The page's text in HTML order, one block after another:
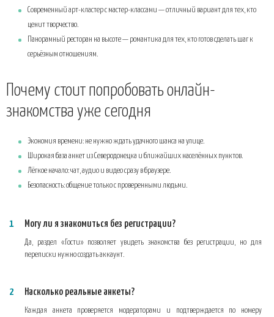
Современный арт-кластер с мастер-классами — отличный вариант для тех, кто
ценит творчество.
Панорамный ресторан на высоте — романтика для тех, кто готов сделать шаг к
серьёзным отношениям.
Почему стоит попробовать онлайн-
знакомства уже сегодня
Экономия времени: не нужно ждать удачного шанса на улице.
Широкая база анкет из Северодонецка и ближайших населённых пунктов.
Лёгкое начало: чат, аудио и видео сразу в браузере.
Безопасность: общение только с проверенными людьми.
Могу ли я знакомиться без регистрации?
Да, раздел «Гости» позволяет увидеть знакомства без регистрации, но для
переписки нужно создать аккаунт.
Насколько реальные анкеты?
Каждая анкета проверяется модераторами и подтверждается по номеру